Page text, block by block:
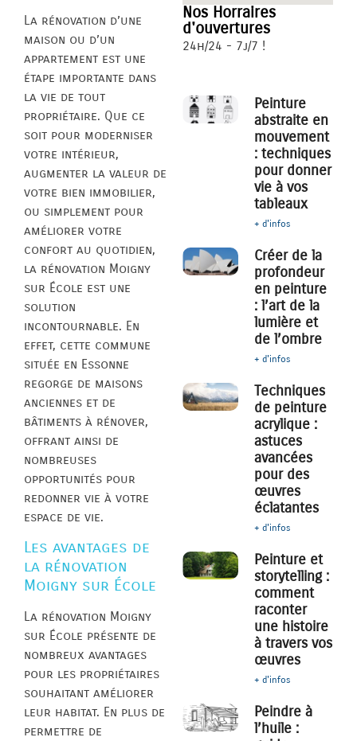
La rénovation d’une
maison ou d’un
appartement est une
étape importante dans
la vie de tout
propriétaire. Que ce
soit pour moderniser
votre intérieur,
augmenter la valeur de
votre bien immobilier,
ou simplement pour
améliorer votre
confort au quotidien,
la rénovation Moigny
sur École est une
solution
incontournable. En
effet, cette commune
située en Essonne
regorge de maisons
anciennes et de
bâtiments à rénover,
offrant ainsi de
nombreuses
opportunités pour
redonner vie à votre
espace de vie.
Les avantages de
la rénovation
Moigny sur École
La rénovation Moigny
sur École présente de
nombreux avantages
pour les propriétaires
souhaitant améliorer
leur habitat. En plus de
permettre de
Nos Horraires
d'ouvertures
24h/24 - 7j/7 !
Peinture
abstraite en
mouvement
: techniques
pour donner
vie à vos
tableaux
+ d'infos
Créer de la
profondeur
en peinture
: l’art de la
lumière et
de l’ombre
+ d'infos
Techniques
de peinture
acrylique :
astuces
avancées
pour des
œuvres
éclatantes
+ d'infos
Peinture et
storytelling :
comment
raconter
une histoire
à travers vos
œuvres
+ d'infos
Peindre à
l’huile :